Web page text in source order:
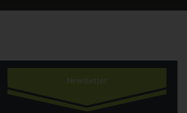
Newsletter